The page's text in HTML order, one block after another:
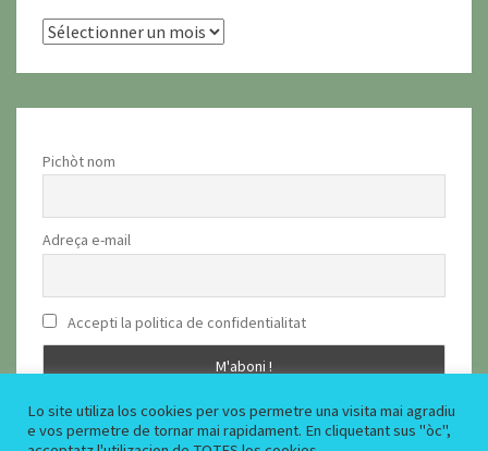
archius
Pichòt nom
Adreça e-mail
Accepti la politica de confidentialitat
Lo site utiliza los cookies per vos permetre una visita mai agradiu
e vos permetre de tornar mai rapidament. En cliquetant sus "òc",